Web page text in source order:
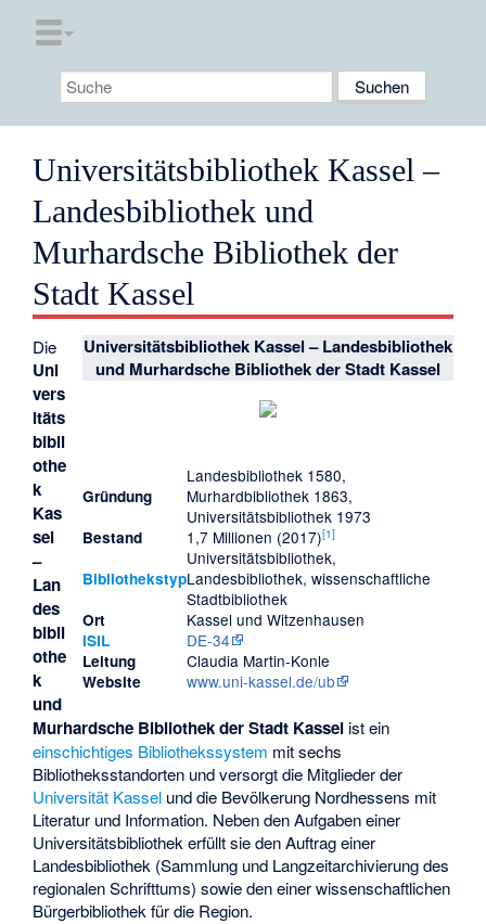
Universitätsbibliothek Kassel –
Landesbibliothek und
Murhardsche Bibliothek der
Stadt Kassel
Universitätsbibliothek Kassel – Landesbibliothek
und Murhardsche Bibliothek der Stadt Kassel
Gründung
Landesbibliothek 1580,
Murhardbibliothek 1863,
Universitätsbibliothek 1973
Bestand 1,7 Millionen (2017)[1]
Bibliothekstyp
Universitätsbibliothek,
Landesbibliothek, wissenschaftliche
Stadtbibliothek
Ort Kassel und Witzenhausen
ISIL DE-34
Leitung Claudia Martin-Konle
Website www.uni-kassel.de/ub
Die
Uni
vers
itäts
bibli
othe
k
Kas
sel
–
Lan
des
bibli
othe
k
und
Murhardsche Bibliothek der Stadt Kassel ist ein
einschichtiges Bibliothekssystem mit sechs
Bibliotheksstandorten und versorgt die Mitglieder der
Universität Kassel und die Bevölkerung Nordhessens mit
Literatur und Information. Neben den Aufgaben einer
Universitätsbibliothek erfüllt sie den Auftrag einer
Landesbibliothek (Sammlung und Langzeitarchivierung des
regionalen Schrifttums) sowie den einer wissenschaftlichen
Bürgerbibliothek für die Region.